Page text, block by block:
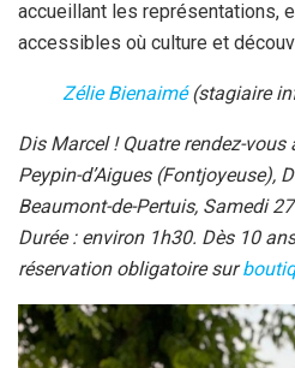
accueillant les représentations,
accessibles où culture et
Zélie Bienaimé(stagiaire
Dis Marcel ! Quatre rendez-
Peypin-d’Aigues (Fontjoyeuse),
Beaumont-de-Pertuis, Samedi
Durée : environ 1h30. Dès 10
réservation obligatoire sur